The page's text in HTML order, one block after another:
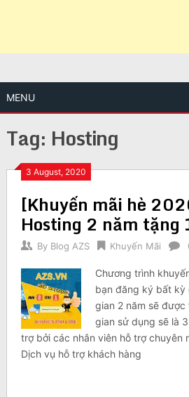
MENU
Tag: Hosting
3 August, 2020
[Khuyến mãi hè
Hosting 2 năm tặng
By Blog AZS Khuyến Mãi
Chương trình
bạn đăng ký bất kỳ
gian 2 năm sẽ
gian sử dụng sẽ là
trợ bởi các nhân viên hỗ trợ chuyên
Dịch vụ hỗ trợ khách hàng